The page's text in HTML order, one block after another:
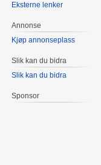
Eksterne lenker
Annonse
Kjøp annonseplass
Slik kan du bidra
Slik kan du bidra
Sponsor